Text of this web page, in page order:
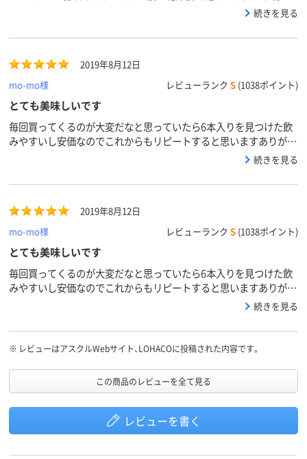
ふいていた父親が乾燥しなくなりました。乾燥しなくなったので飲
す。夏バテもしないし疲労回復にもなります。毎日コップに1杯約
続きを見る
2019年8月12日
mo-mo様
レビューランク S (1038ポイント)
とても美味しいです
毎回買ってくるのが大変だなと思っていたら6本入りを見つけた飲
みやすいし安価なのでこれからもリピートすると思いますありがと
続きを見る
2019年8月12日
mo-mo様
レビューランク S (1038ポイント)
とても美味しいです
毎回買ってくるのが大変だなと思っていたら6本入りを見つけた飲
みやすいし安価なのでこれからもリピートすると思いますありがと
続きを見る
※ レビューはアスクルWebサイト、LOHACOに投稿された内容です。
この商品のレビューを全て見る
レビューを書く